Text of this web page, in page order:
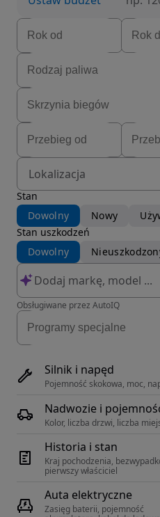
Lokalizacja
Stan
Dowolny
Nowy
Stan uszkodzeń
Dowolny
Obsługiwane przez AutoIQ
Silnik i napęd
Pojemność skokowa, moc,
Nadwozie i
Kolor, liczba drzwi, liczba
Historia i stan
Kraj pochodzenia,
pierwszy właściciel
Auta elektryczne
Zasięg baterii, pojemność